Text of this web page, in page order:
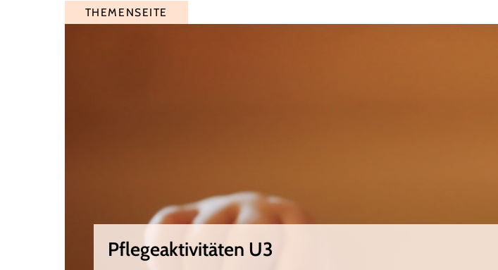
THEMENSEITE
Pflegeaktivitäten U3